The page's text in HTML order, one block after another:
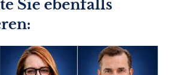
Sie ebenfalls